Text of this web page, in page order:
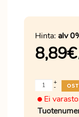
Hinta: alv
8,89€
-
+
Ei